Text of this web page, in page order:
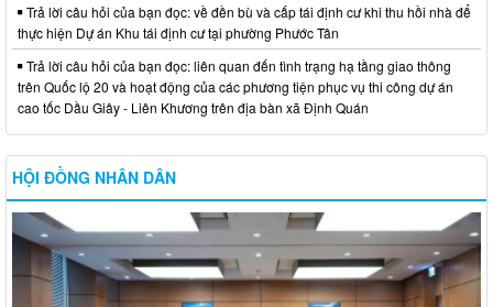
Trả lời câu hỏi của bạn đọc: về đền bù và cấp tái định cư khi thu hồi nhà để
thực hiện Dự án Khu tái định cư tại phường Phước Tân
Trả lời câu hỏi của bạn đọc: liên quan đến tình trạng hạ tầng giao thông
trên Quốc lộ 20 và hoạt động của các phương tiện phục vụ thi công dự án
cao tốc Dầu Giây - Liên Khương trên địa bàn xã Định Quán
HỘI ĐỒNG NHÂN DÂN